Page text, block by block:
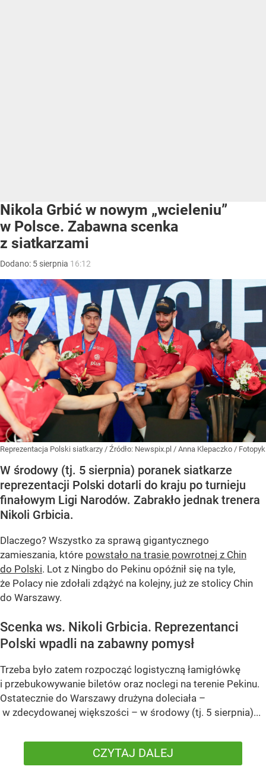
Nikola Grbić w nowym „wcieleniu”
w Polsce. Zabawna scenka
z siatkarzami
Dodano: 5 sierpnia 16:12
Reprezentacja Polski siatkarzy / Źródło: Newspix.pl / Anna Klepaczko / Fotopyk
W środowy (tj. 5 sierpnia) poranek siatkarze
reprezentacji Polski dotarli do kraju po turnieju
finałowym Ligi Narodów. Zabrakło jednak trenera
Nikoli Grbicia.
Dlaczego? Wszystko za sprawą gigantycznego
zamieszania, które powstało na trasie powrotnej z Chin
do Polski. Lot z Ningbo do Pekinu opóźnił się na tyle,
że Polacy nie zdołali zdążyć na kolejny, już ze stolicy Chin
do Warszawy.
Scenka ws. Nikoli Grbicia. Reprezentanci
Polski wpadli na zabawny pomysł
Trzeba było zatem rozpocząć logistyczną łamigłówkę
i przebukowywanie biletów oraz noclegi na terenie Pekinu.
Ostatecznie do Warszawy drużyna doleciała –
w zdecydowanej większości – w środowy (tj. 5 sierpnia)...
CZYTAJ DALEJ